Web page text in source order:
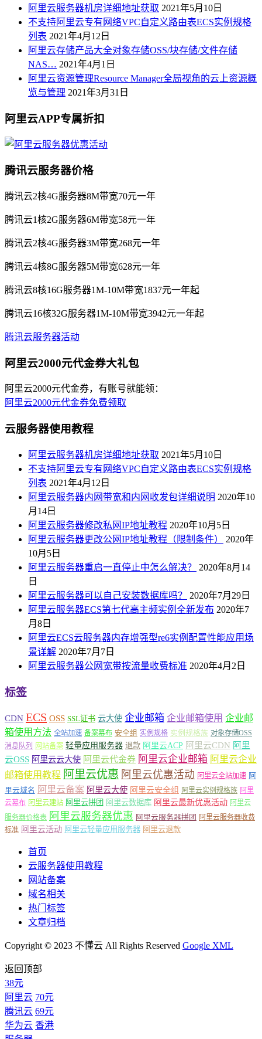
阿里云服务器机房详细地址获取 2021年5月10日
不支持阿里云专有网络VPC自定义路由表ECS实例规格
列表 2021年4月12日
阿里云存储产品大全对象存储OSS/块存储/文件存储
NAS… 2021年4月1日
阿里云资源管理Resource Manager全局视角的云上资源概
览与管理 2021年3月31日
阿里云APP专属折扣
腾讯云服务器价格
腾讯云2核4G服务器8M带宽70元一年
腾讯云1核2G服务器6M带宽58元一年
腾讯云2核4G服务器3M带宽268元一年
腾讯云4核8G服务器5M带宽628元一年
腾讯云8核16G服务器1M-10M带宽1837元一年起
腾讯云16核32G服务器1M-10M带宽3942元一年起
腾讯云服务器活动
阿里云2000元代金券大礼包
阿里云2000元代金券，有账号就能领：
阿里云2000元代金券免费领取
云服务器使用教程
阿里云服务器机房详细地址获取 2021年5月10日
不支持阿里云专有网络VPC自定义路由表ECS实例规格
列表 2021年4月12日
阿里云服务器内网带宽和内网收发包详细说明 2020年10
月14日
阿里云服务器修改私网IP地址教程 2020年10月5日
阿里云服务器更改公网IP地址教程（限制条件）
2020年
10月5日
阿里云服务器重启一直停止中怎么解决？
2020年8月14
日
阿里云服务器可以自己安装数据库吗？
2020年7月29日
阿里云服务器ECS第七代高主频实例全新发布 2020年7
月8日
阿里云ECS云服务器内存增强型re6实例配置性能应用场
景详解 2020年7月7日
阿里云服务器公网宽带按流量收费标准 2020年4月2日
标签
CDN ECS OSS SSL证书 云大使 企业邮箱 企业邮箱使用 企业邮
箱使用方法 全站加速 备案幕布 安全组 实例规格 实例规格族 对象存储OSS
消息队列
网站备案 轻量应用服务器 退款 阿里云ACP 阿里云CDN 阿里
云OSS 阿里云云大使 阿里云代金券 阿里云企业邮箱 阿里云企业
邮箱使用教程 阿里云优惠 阿里云优惠活动 阿里云全站加速 阿
里云域名 阿里云备案 阿里云大使 阿里云安全组 阿里云实例规格族 阿里
云幕布 阿里云建站 阿里云拼团 阿里云数据库 阿里云最新优惠活动 阿里云
服务器价格表 阿里云服务器优惠 阿里云服务器拼团 阿里云服务器收费
标准 阿里云活动 阿里云轻量应用服务器 阿里云退款
首页
云服务器使用教程
网站备案
域名相关
热门标签
文章归档
Copyright © 2023 不懂云 All Rights Reserved Google XML
返回顶部
38元
阿里云 70元
腾讯云 69元
华为云 香港